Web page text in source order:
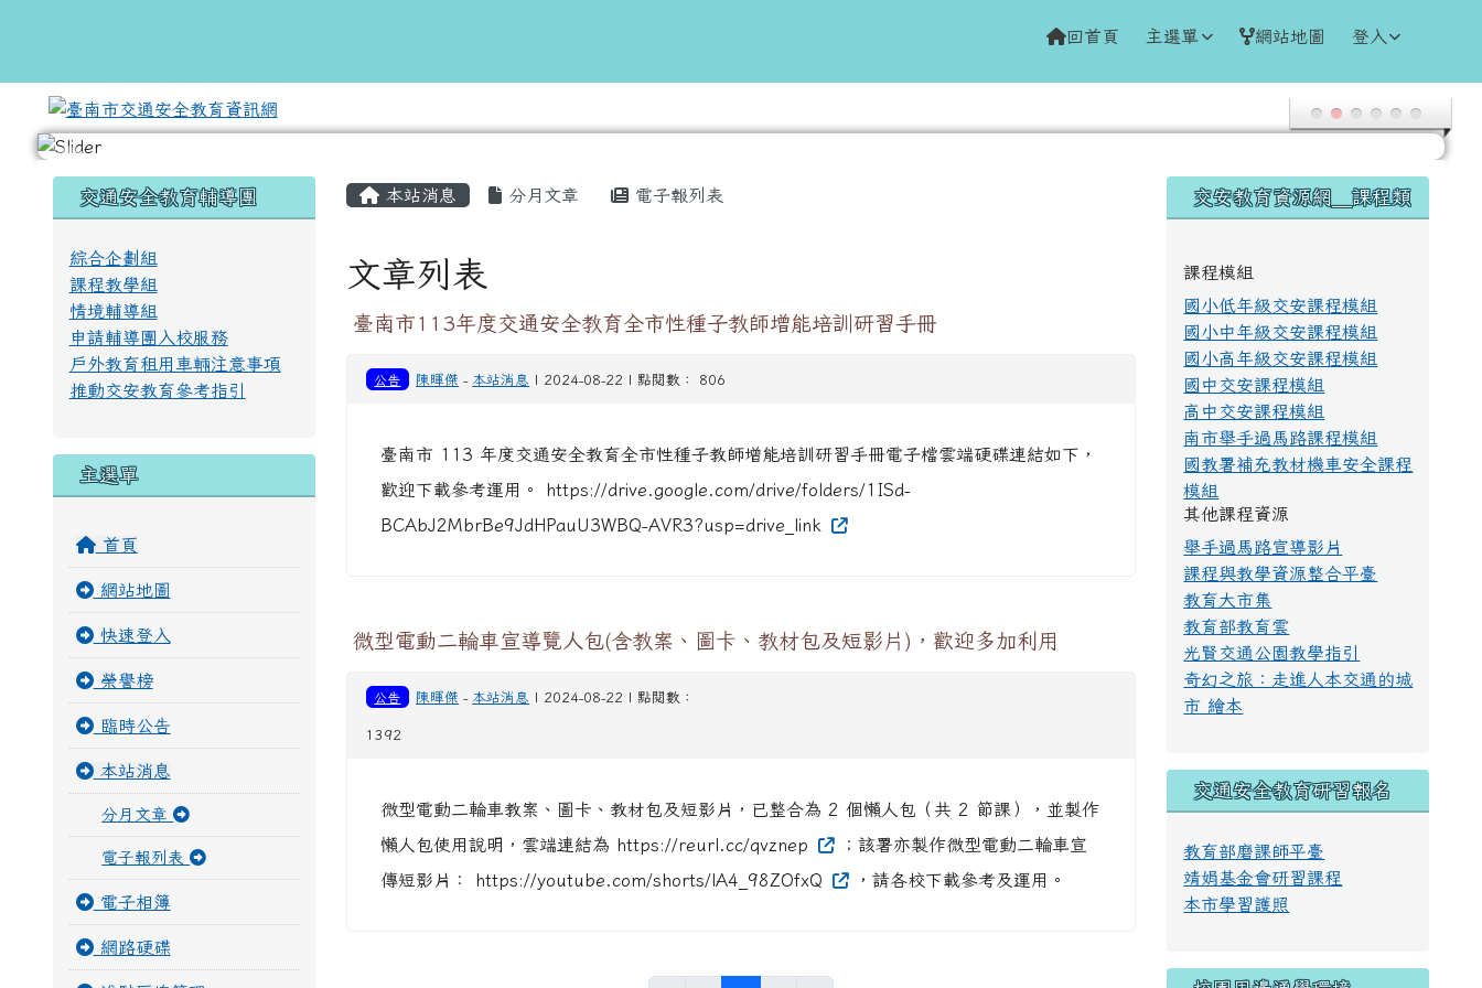
回首頁 主選單 網站地圖 登入
左邊區域內容
交通安全教育輔導團
綜合企劃組
課程教學組
情境輔導組
申請輔導團入校服務
戶外教育租用車輛注意事項
推動交安教育參考指引
主選單
首頁
網站地圖
快速登入
榮譽榜
臨時公告
本站消息
分月文章
電子報列表
電子相簿
網路硬碟
主內容區域
本站消息 分月文章 電子報列表
文章列表
臺南市113年度交通安全教育全市性種子教師增能培訓研習手冊
公告 陳暉傑 - 本站消息 | 2024-08-22 | 點閱數： 806
臺南市 113 年度交通安全教育全市性種子教師增能培訓研習手冊電子檔雲端硬碟連結如下，
歡迎下載參考運用。 https://drive.google.com/drive/folders/1ISd-
BCAbJ2MbrBe9JdHPauU3WBQ-AVR3?usp=drive_link
微型電動二輪車宣導覽人包(含教案、圖卡、教材包及短影片)，歡迎多加利用
公告 陳暉傑 - 本站消息 | 2024-08-22 | 點閱數：
1392
微型電動二輪車教案、圖卡、教材包及短影片，已整合為 2 個懶人包（共 2 節課），並製作
懶人包使用說明，雲端連結為 https://reurl.cc/qvznep
；該署亦製作微型電動二輪車宣
傳短影片： https://youtube.com/shorts/lA4_98ZOfxQ
，請各校下載參考及運用。
右邊區域內容
交安教育資源網＿課程類
課程模組
國小低年級交安課程模組
國小中年級交安課程模組
國小高年級交安課程模組
國中交安課程模組
高中交安課程模組
南市舉手過馬路課程模組
國教署補充教材機車安全課程
模組
其他課程資源
舉手過馬路宣導影片
課程與教學資源整合平臺
教育大市集
教育部教育雲
光賢交通公園教學指引
奇幻之旅：走進人本交通的城
市 繪本
交通安全教育研習報名
教育部磨課師平臺
靖娟基金會研習課程
本市學習護照
頁尾區域